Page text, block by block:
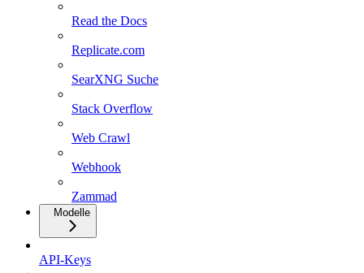
Read the Docs
Replicate.com
SearXNG Suche
Stack Overflow
Web Crawl
Webhook
Zammad
Modelle
API-Keys